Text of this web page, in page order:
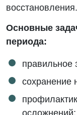
восстановления.
Основные
периода:
правильное
сохранение